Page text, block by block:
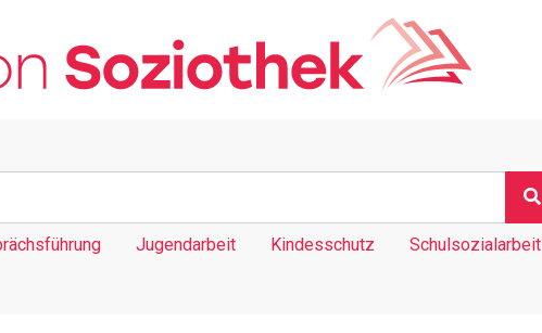
Jugendarbeit Kindesschutz Schulsozialarbeit